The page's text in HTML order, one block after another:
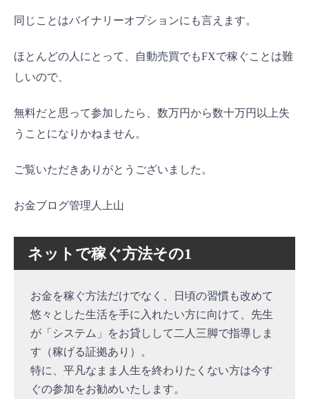
同じことはバイナリーオプションにも言えます。
ほとんどの人にとって、自動売買でもFXで稼ぐことは難
しいので、
無料だと思って参加したら、数万円から数十万円以上失
うことになりかねません。
ご覧いただきありがとうございました。
お金ブログ管理人上山
ネットで稼ぐ方法その1
お金を稼ぐ方法だけでなく、日頃の習慣も改めて
悠々とした生活を手に入れたい方に向けて、先生
が「システム」をお貸しして二人三脚で指導しま
す（稼げる証拠あり）。
特に、平凡なまま人生を終わりたくない方は今す
ぐの参加をお勧めいたします。